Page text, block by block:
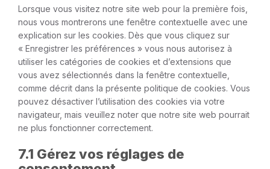
Lorsque vous visitez notre site web pour la première fois,
nous vous montrerons une fenêtre contextuelle avec une
explication sur les cookies. Dès que vous cliquez sur
« Enregistrer les préférences » vous nous autorisez à
utiliser les catégories de cookies et d’extensions que
vous avez sélectionnés dans la fenêtre contextuelle,
comme décrit dans la présente politique de cookies. Vous
pouvez désactiver l’utilisation des cookies via votre
navigateur, mais veuillez noter que notre site web pourrait
ne plus fonctionner correctement.
7.1 Gérez vos réglages de